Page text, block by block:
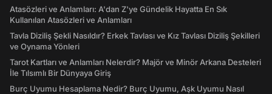
Atasözleri ve Anlamları: A'dan Z'ye Gündelik Hayatta En Sık
Kullanılan Atasözleri ve Anlamları
Tavla Diziliş Şekli Nasıldır? Erkek Tavlası ve Kız Tavlası Diziliş Şekilleri
ve Oynama Yönleri
Tarot Kartları ve Anlamları Nelerdir? Majör ve Minör Arkana Desteleri
İle Tılsımlı Bir Dünyaya Giriş
Burç Uyumu Hesaplama Nedir? Burç Uyumu, Aşk Uyumu Nasıl